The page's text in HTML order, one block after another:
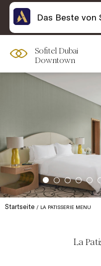
Sofitel Dubai
Downtown
Startseite LA PATISSERIE MENU
La
Das Beste